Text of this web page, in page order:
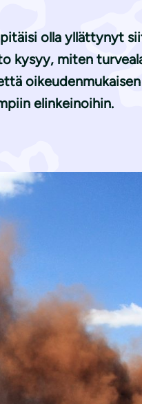
olla yllättynyt
kysyy, miten
elinkeinoihin.